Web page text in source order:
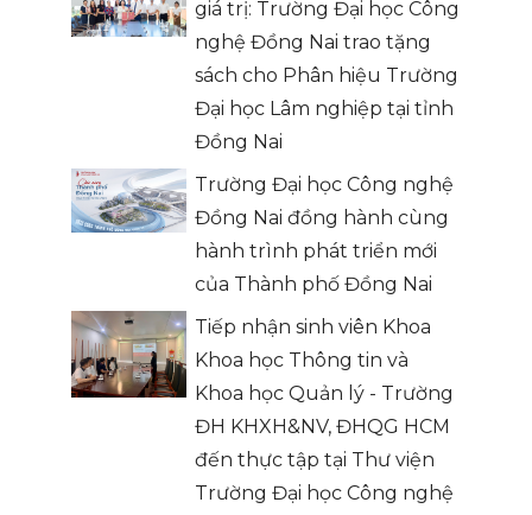
giá trị: Trường Đại học Công
nghệ Đồng Nai trao tặng
sách cho Phân hiệu Trường
Đại học Lâm nghiệp tại tỉnh
Đồng Nai
Trường Đại học Công nghệ
Đồng Nai đồng hành cùng
hành trình phát triển mới
của Thành phố Đồng Nai
Tiếp nhận sinh viên Khoa
Khoa học Thông tin và
Khoa học Quản lý - Trường
ĐH KHXH&NV, ĐHQG HCM
đến thực tập tại Thư viện
Trường Đại học Công nghệ